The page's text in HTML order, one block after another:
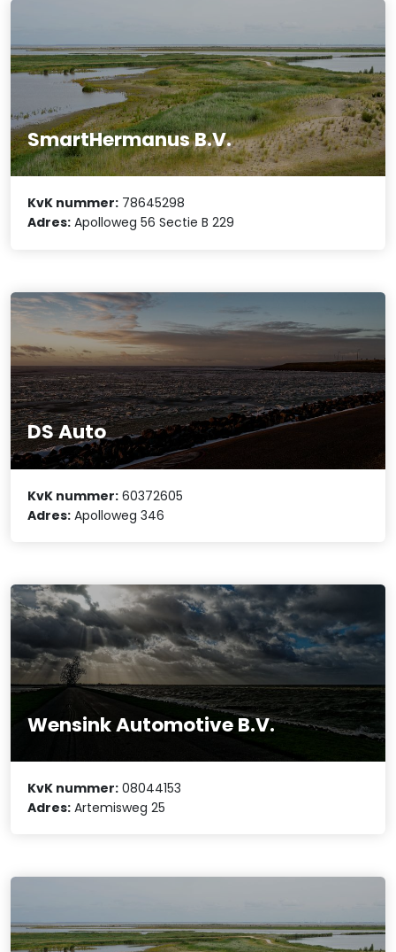
SmartHermanus B.V.
KvK nummer: 78645298
Adres: Apolloweg 56 Sectie B 229
DS Auto
KvK nummer: 60372605
Adres: Apolloweg 346
Wensink Automotive B.V.
KvK nummer: 08044153
Adres: Artemisweg 25